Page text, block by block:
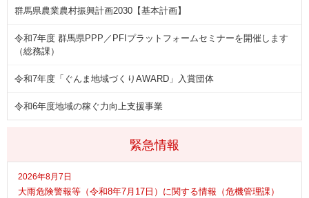
緊急情報
2026年8月7日
大雨危険警報等（令和8年7月17日）に関する情報（危機管理課）
群馬県農業農村振興計画2030【基本計画】
令和7年度 群馬県PPP／PFIプラットフォームセミナーを開催します
（総務課）
令和7年度「ぐんま地域づくりAWARD」入賞団体
令和6年度地域の稼ぐ力向上支援事業